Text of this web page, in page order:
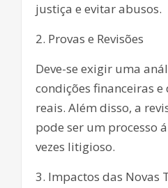
justiça e evitar abusos.
2. Provas e Revisões
Deve-se exigir uma
condições financeiras e
reais. Além disso, a
pode ser um processo
vezes litigioso.
3. Impactos das Novas